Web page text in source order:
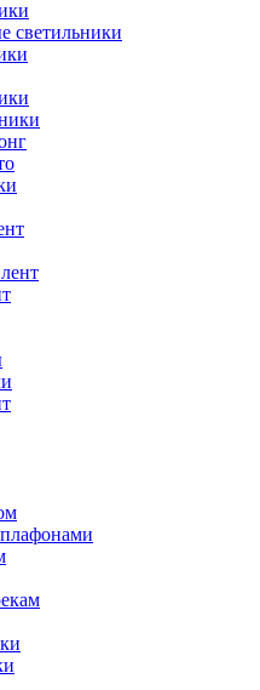
светильники